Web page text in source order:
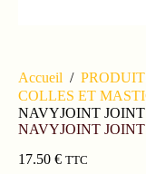
Accueil /
COLLES ET
NAVYJOINT JOINT
NAVYJOINT JOINT
17.50 € TTC